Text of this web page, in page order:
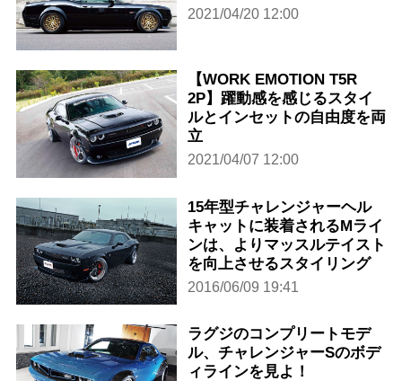
2021/04/20 12:00
【WORK EMOTION T5R
2P】躍動感を感じるスタイ
ルとインセットの自由度を両
立
2021/04/07 12:00
15年型チャレンジャーヘル
キャットに装着されるMライ
ンは、よりマッスルテイスト
を向上させるスタイリング
2016/06/09 19:41
ラグジのコンプリートモデ
ル、チャレンジャーSのボデ
ィラインを見よ！